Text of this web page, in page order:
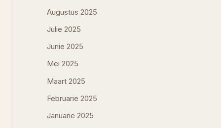
Augustus 2025
Julie 2025
Junie 2025
Mei 2025
Maart 2025
Februarie 2025
Januarie 2025